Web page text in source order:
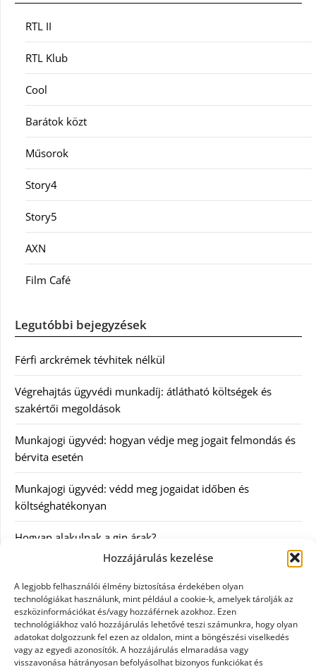
Hozzájárulás kezelése
A legjobb felhasználói élmény biztosítása érdekében olyan
technológiákat használunk, mint például a cookie-k, amelyek tárolják az
eszközinformációkat és/vagy hozzáférnek azokhoz. Ezen
technológiákhoz való hozzájárulás lehetővé teszi számunkra, hogy olyan
adatokat dolgozzunk fel ezen az oldalon, mint a böngészési viselkedés
vagy az egyedi azonosítók. A hozzájárulás elmaradása vagy
visszavonása hátrányosan befolyásolhat bizonyos funkciókat és
RTL II
RTL Klub
Cool
Barátok közt
Műsorok
Story4
Story5
AXN
Film Café
Legutóbbi bejegyzések
Férfi arckrémek tévhitek nélkül
Végrehajtás ügyvédi munkadíj: átlátható költségek és
szakértői megoldások
Munkajogi ügyvéd: hogyan védje meg jogait felmondás és
bérvita esetén
Munkajogi ügyvéd: védd meg jogaidat időben és
költséghatékonyan
Hogyan alakulnak a gin árak?
Kategóriák
Egészség
Hírek